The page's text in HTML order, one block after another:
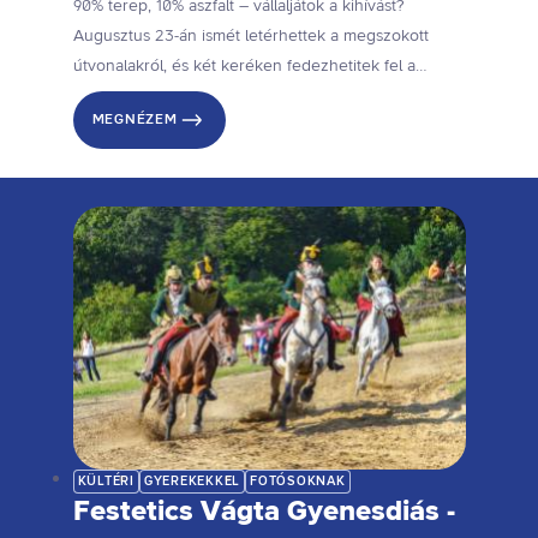
90% terep, 10% aszfalt – vállaljátok a kihívást?
Augusztus 23-án ismét letérhettek a megszokott
útvonalakról, és két keréken fedezhetitek fel a
Balaton-felvidék vadregényes tájait a nyári
bringatúrán.
MEGNÉZEM
KÜLTÉRI GYEREKEKKEL FOTÓSOKNAK
Festetics Vágta Gyenesdiás -